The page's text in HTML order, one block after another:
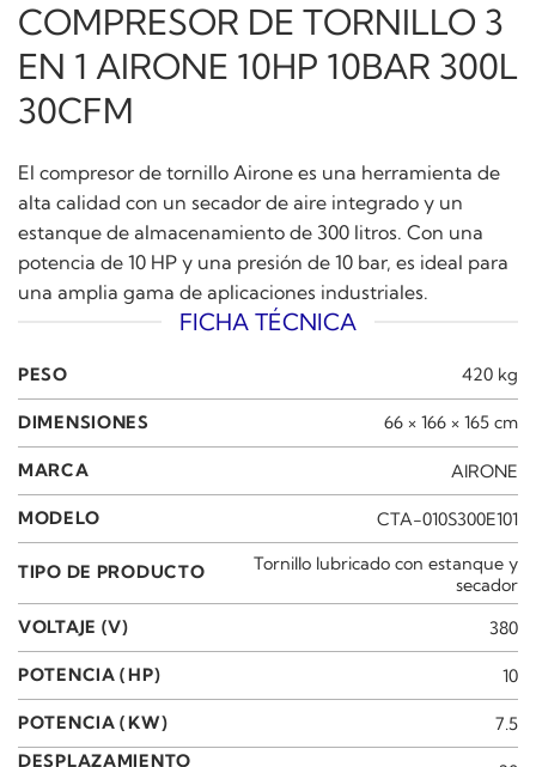
COMPRESOR DE TORNILLO 3
EN 1 AIRONE 10HP 10BAR 300L
30CFM
El compresor de tornillo Airone es una herramienta de
alta calidad con un secador de aire integrado y un
estanque de almacenamiento de 300 litros. Con una
potencia de 10 HP y una presión de 10 bar, es ideal para
una amplia gama de aplicaciones industriales.
FICHA TÉCNICA
PESO 420 kg
DIMENSIONES 66 × 166 × 165 cm
MARCA AIRONE
MODELO CTA-010S300E101
TIPO DE PRODUCTO
Tornillo lubricado con estanque y
secador
VOLTAJE (V)
380
POTENCIA (HP) 10
POTENCIA (KW)
7.5
DESPLAZAMIENTO